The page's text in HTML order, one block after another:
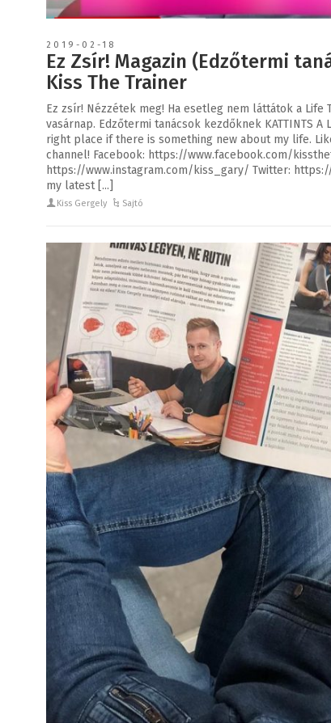
2019-02-18
Ez Zsír! Magazin (Edzőtermi
Kiss The Trainer
Ez zsír! Nézzétek meg! Ha esetleg nem láttátok a Life
vasárnap. Edzőtermi tanácsok kezdőknek KATTINTS A
right place if there is something new about my life.
channel! Facebook: https://www.facebook.com/
https://www.instagram.com/kiss_gary/ Twitter:
my latest [...]
Kiss Gergely Sajtó